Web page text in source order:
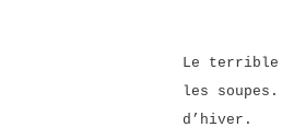
Le terrible
les
d’hiver.